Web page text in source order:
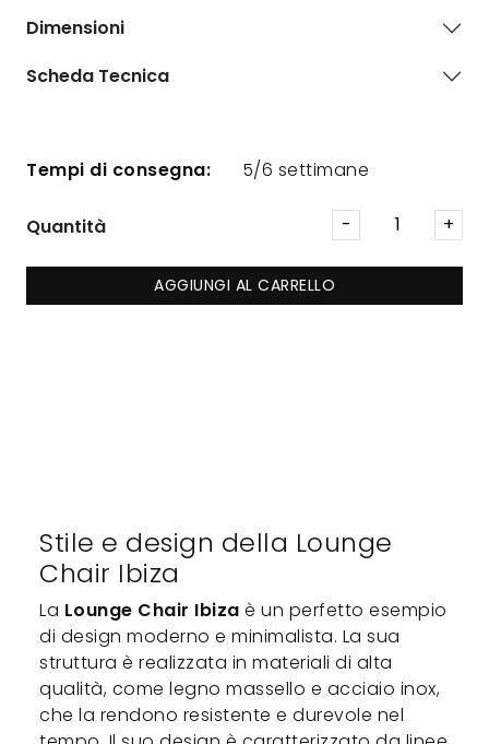
Stile e design della Lounge
Chair Ibiza
La Lounge Chair Ibiza è un perfetto esempio
di design moderno e minimalista. La sua
struttura è realizzata in materiali di alta
qualità, come legno massello e acciaio inox,
che la rendono resistente e durevole nel
Dimensioni
Scheda Tecnica
Tempi di consegna: 5/6 settimane
Quantità
AGGIUNGI AL CARRELLO